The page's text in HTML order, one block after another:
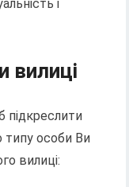
і
вилиці
підкреслити
типу особи Ви
вилиці: